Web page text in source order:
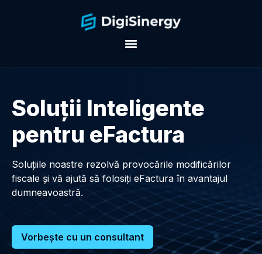
Soluţii Inteligente
pentru eFactura
Soluţiile noastre rezolvă provocările modificărilor
fiscale și vă ajută să folosiți eFactura în avantajul
dumneavoastră.
Vorbește cu un consultant